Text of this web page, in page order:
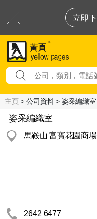
立即
主頁 > 公司資料 > 姿采編織室
姿采編織室
馬鞍山 富寶花園商場
2642 6477